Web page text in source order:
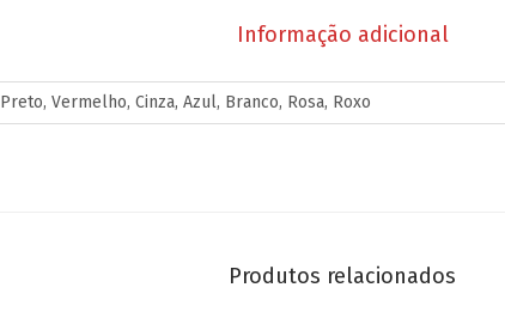
Informação adicional
Preto, Vermelho, Cinza, Azul, Branco, Rosa, Roxo
Produtos relacionados